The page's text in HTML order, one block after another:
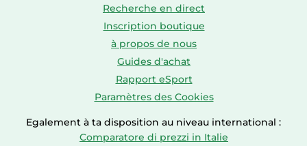
Recherche en direct
Inscription boutique
à propos de nous
Guides d'achat
Rapport eSport
Paramètres des Cookies
Egalement à ta disposition au niveau international :
Comparatore di prezzi in Italie